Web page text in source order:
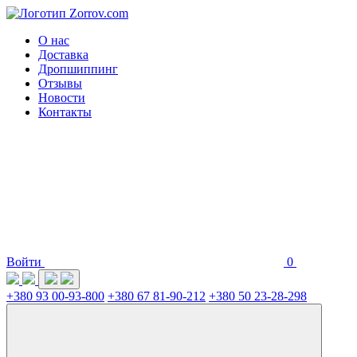
О нас
Доставка
Дропшиппинг
Отзывы
Новости
Контакты
Войти 0
+380 93 00-93-800 +380 67 81-90-212 +380 50 23-28-298